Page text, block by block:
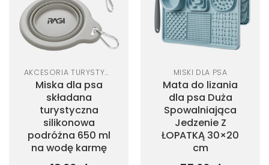
życzeń
AKCESORIA TURYSTYCZNE DLA PSA
Miska dla psa
składana
turystyczna
silikonowa
podróżna 650 ml
na wodę karmę
życzeń
MISKI DLA PSA
Mata do lizania
dla psa Duża
Spowalniająca
Jedzenie Z
ŁOPATKĄ 30×20
cm